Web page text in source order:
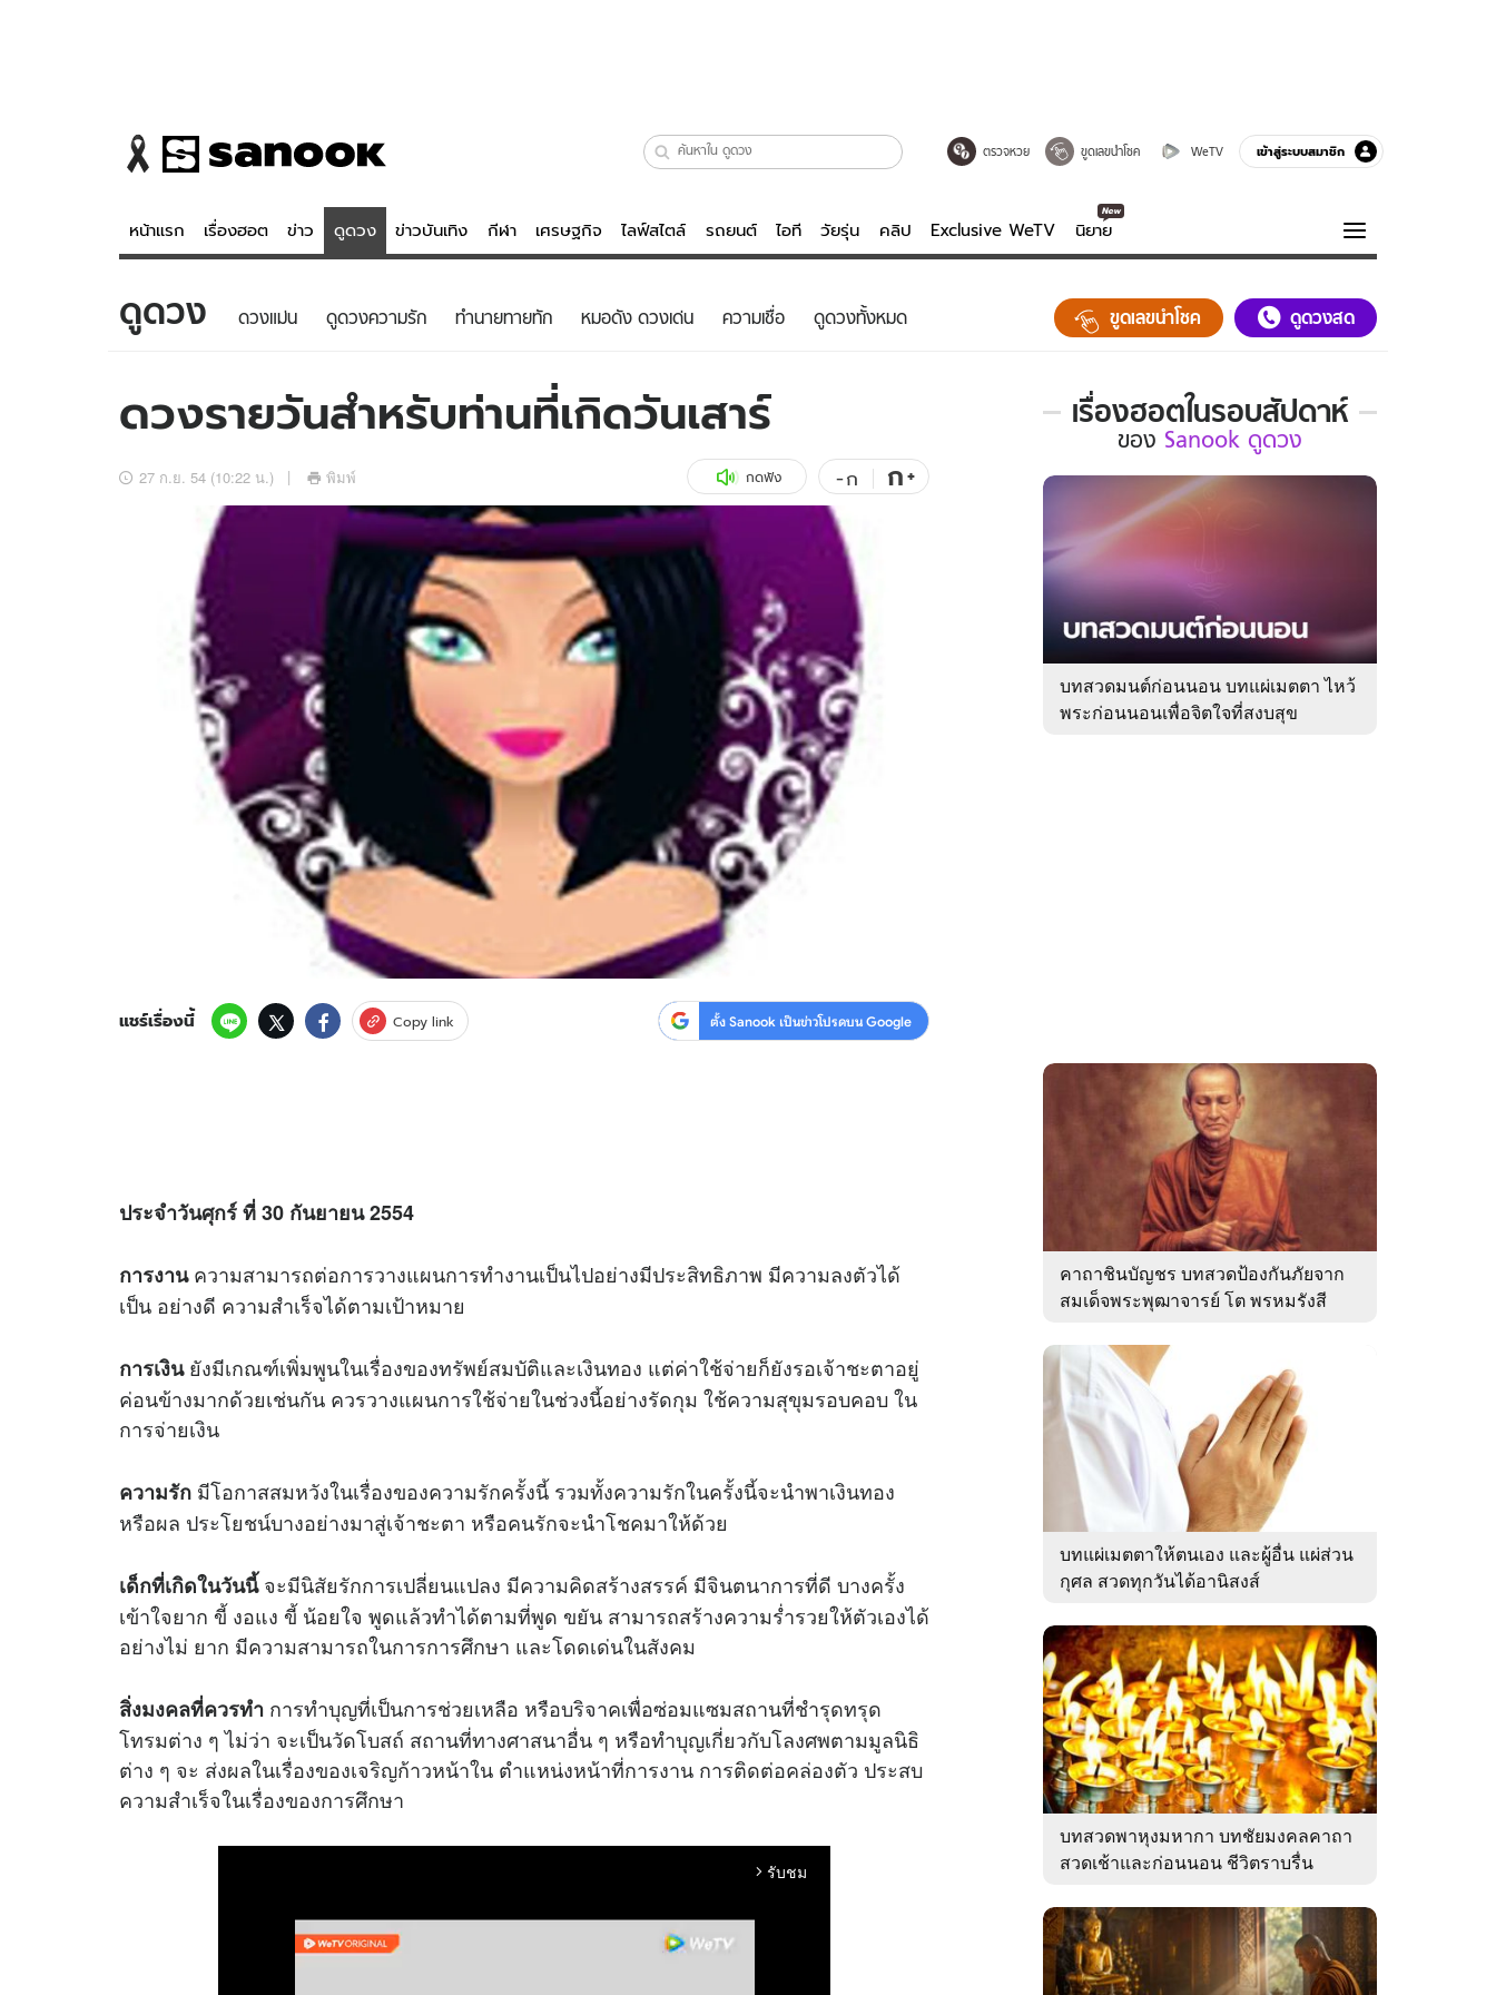
ตรวจหวย ขูดเลขนำโชค WeTV เข้าสู่ระบบสมาชิก
หน้าแรก เรื่องฮอต ข่าว ดูดวง ข่าวบันเทิง กีฬา เศรษฐกิจ ไลฟ์สไตล์ รถยนต์ ไอที วัยรุ่น คลิป Exclusive WeTV นิยาย
ข่าว
ข่าวบันเทิง
อัปเดตจีน
เช็กข่าวชัวร์
ดูดวง - ตรวจหวย
สถิติหวยไทย
ไลฟ์สไตล์
วัยรุ่น
รถยนต์
สุขภาพ
เที่ยว-กิน
Tasteful Thailand
Sanook Choice
คลิป
พอดแคสต์
ความรู้รอบตัว
ฮาวทู
ดาวน์โหลดสนุกแอปฟรี ติดตามสนุกโซเชียลได้ที่
บริษัท อิมเมจ ฟิวเจอร์ (ประเทศไทย) จำกัด
ดูดวง ดวงแม่น ดูดวงความรัก ทํานายทายทัก หมอดัง ดวงเด่น ความเชื่อ ดูดวงทั้งหมด ขูดเลขนำโชค ดูดวงสด
ดวงรายวันสำหรับท่านที่เกิดวันเสาร์
27 ก.ย. 54 (10:22 น.) พิมพ์ กดฟัง -ก ก+
แชร์เรื่องนี้ Copy link ตั้ง Sanook เป็นข่าวโปรดบน Google
ประจำวันศุกร์ ที่ 30 กันยายน 2554
การงานความสามารถต่อการวางแผนการทำงานเป็นไปอย่างมีประสิทธิภาพ มีความลงตัวได้
เป็น อย่างดี ความสำเร็จได้ตามเป้าหมาย
การเงินยังมีเกณฑ์เพิ่มพูนในเรื่องของทรัพย์สมบัติและเงินทอง แต่ค่าใช้จ่ายก็ยังรอเจ้าชะตาอยู่
ค่อนข้างมากด้วยเช่นกัน ควรวางแผนการใช้จ่ายในช่วงนี้อย่างรัดกุม ใช้ความสุขุมรอบคอบ ใน
การจ่ายเงิน
ความรัก มีโอกาสสมหวังในเรื่องของความรักครั้งนี้ รวมทั้งความรักในครั้งนี้จะนำพาเงินทอง
หรือผล ประโยชน์บางอย่างมาสู่เจ้าชะตา หรือคนรักจะนำโชคมาให้ด้วย
เด็กที่เกิดในวันนี้จะมีนิสัยรักการเปลี่ยนแปลง มีความคิดสร้างสรรค์ มีจินตนาการที่ดี บางครั้ง
เข้าใจยาก ขี้ งอแง ขี้ น้อยใจ พูดแล้วทำได้ตามที่พูด ขยัน สามารถสร้างความร่ำรวยให้ตัวเองได้
อย่างไม่ ยาก มีความสามารถในการการศึกษา และโดดเด่นในสังคม
สิ่งมงคลที่ควรทำ การทำบุญที่เป็นการช่วยเหลือ หรือบริจาคเพื่อซ่อมแซมสถานที่ชำรุดทรุด
โทรมต่าง ๆ ไม่ว่า จะเป็นวัดโบสถ์ สถานที่ทางศาสนาอื่น ๆ หรือทำบุญเกี่ยวกับโลงศพตามมูลนิธิ
ต่าง ๆ จะ ส่งผลในเรื่องของเจริญก้าวหน้าใน ตำแหน่งหน้าที่การงาน การติดต่อคล่องตัว ประสบ
ความสำเร็จในเรื่องของการศึกษา
arrow_forward_ios รับชม
เรื่องฮอตในรอบสัปดาห์
เรื่อง
ใน
รอบ
ของ
Sanook
ดูด
ของ Sanook ดูดวง
บทสวดมนต์ก่อนนอน บทแผ่เมตตา ไหว้
พระก่อนนอนเพื่อจิตใจที่สงบสุข
คาถาชินบัญชร บทสวดป้องกันภัยจาก
สมเด็จพระพุฒาจารย์ โต พรหมรังสี
บทแผ่เมตตาให้ตนเอง และผู้อื่น แผ่ส่วน
กุศล สวดทุกวันได้อานิสงส์
บทสวดพาหุงมหากา บทชัยมงคลคาถา
สวดเช้าและก่อนนอน ชีวิตราบรื่น